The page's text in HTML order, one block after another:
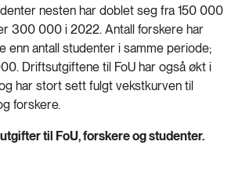
nesten har doblet seg fra 150 000
300 000 i 2022. Antall forskere har
enn antall studenter i samme periode;
Driftsutgiftene til FoU har også økt i
har stort sett fulgt vekstkurven til
forskere.
til FoU, forskere og studenter.